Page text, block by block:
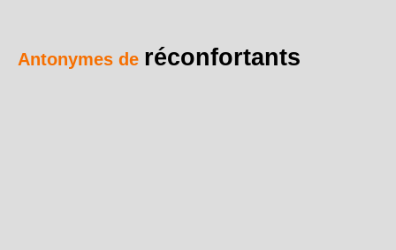
Antonymes de réconfortants